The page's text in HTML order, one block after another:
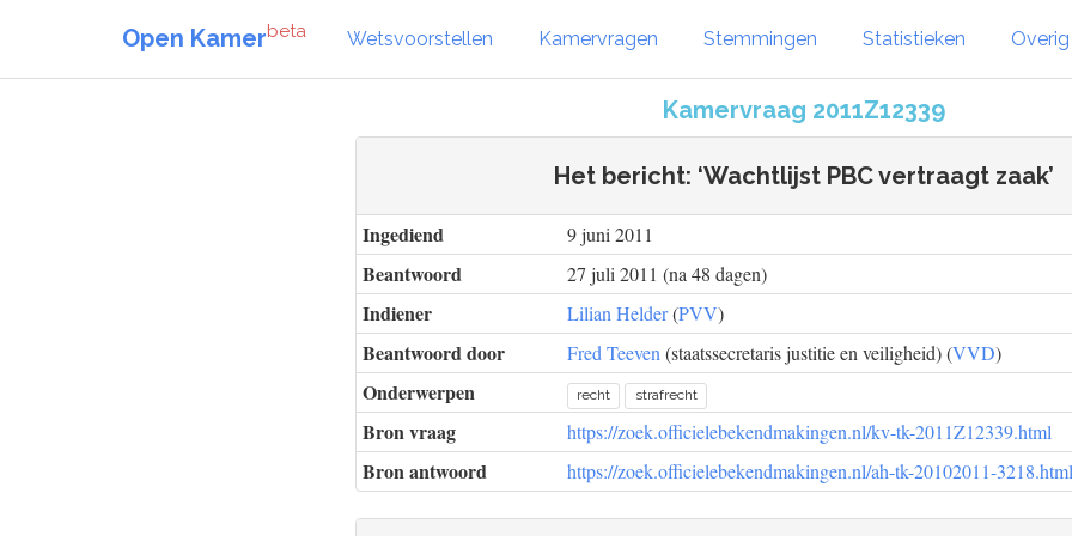
Open Kamerbeta Wetsvoorstellen Kamervragen Stemmingen Statistieken
Kamervraag 2011Z12339
Het bericht: ‘Wachtlijst PBC vertraagt zaak’
Ingediend 9 juni 2011
Beantwoord 27 juli 2011 (na 48 dagen)
Indiener Lilian Helder(PVV)
Beantwoord door Fred Teeven (staatssecretaris justitie en veiligheid) (VVD)
Onderwerpen recht strafrecht
Bron vraag https://zoek.officielebekendmakingen.nl/kv-tk-2011Z12339.html
Bron antwoord https://zoek.officielebekendmakingen.nl/ah-tk-20102011-3218.html